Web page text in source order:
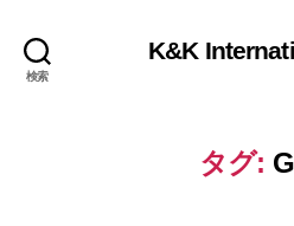
検索
K&K
タグ: